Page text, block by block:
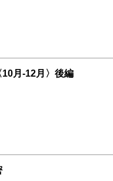
月-12月〉後編